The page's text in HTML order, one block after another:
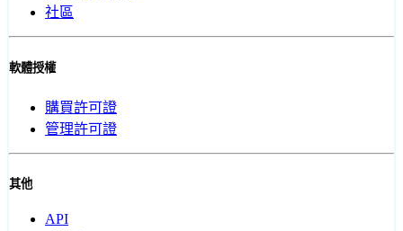
社區
軟體授權
購買許可證
管理許可證
其他
API